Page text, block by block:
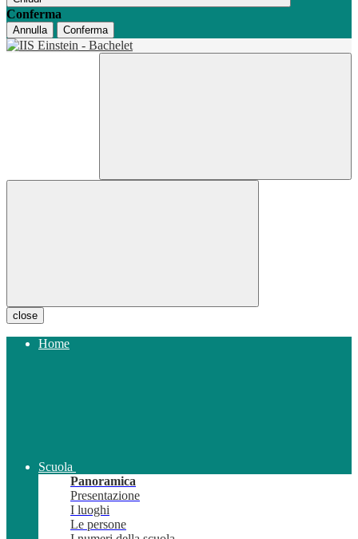
Conferma
Annulla Conferma
close
Home
Scuola
Panoramica
Presentazione
I luoghi
Le persone